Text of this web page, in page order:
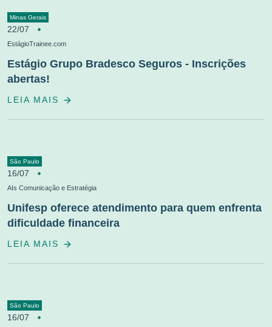
Minas Gerais
22/07
EstágioTrainee.com
Estágio Grupo Bradesco Seguros - Inscrições
abertas!
LEIA MAIS
São Paulo
16/07
AIs Comunicação e Estratégia
Unifesp oferece atendimento para quem enfrenta
dificuldade financeira
LEIA MAIS
São Paulo
16/07